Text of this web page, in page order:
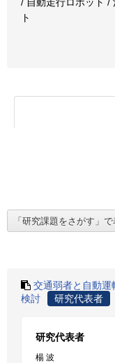
ト
交通弱者と自動運
検討
研究代表者
研究代表者
楊 波